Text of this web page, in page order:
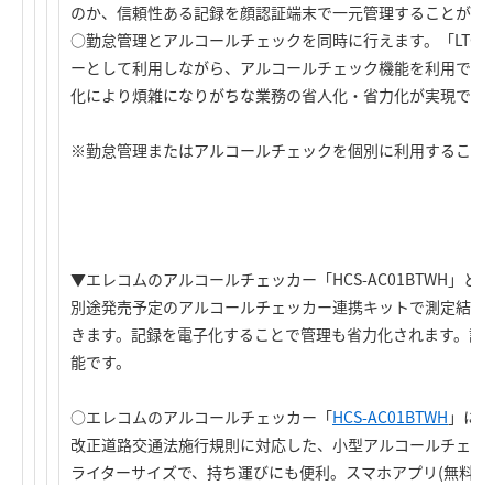
のか、信頼性ある記録を顔認証端末で一元管理することがで
○勤怠管理とアルコールチェックを同時に行えます。「LTC-
ーとして利用しながら、アルコールチェック機能を利用で
化により煩雑になりがちな業務の省人化・省力化が実現でき
※勤怠管理またはアルコールチェックを個別に利用すること
▼エレコムのアルコールチェッカー「HCS-AC01BTWH」と
別途発売予定のアルコールチェッカー連携キットで測定結
きます。記録を電子化することで管理も省力化されます。記
能です。
○エレコムのアルコールチェッカー「HCS-AC01BTWH 」に
改正道路交通法施行規則に対応した、小型アルコールチェ
ライターサイズで、持ち運びにも便利。スマホアプリ(無料)